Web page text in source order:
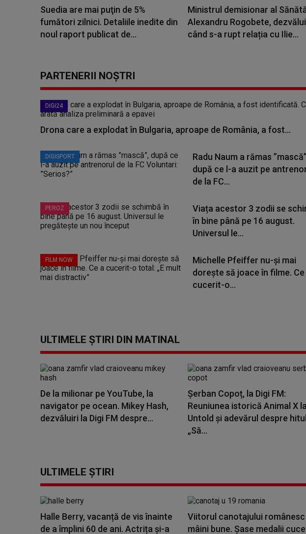
Suedia are mai puţin de 5%
fumători zilnici. Detaliile inedite din
noul raport publicat de...
Ministrul demisionar al
Alexandru Rogobete,
când s-a rupt relația cu Ilie...
PARTENERII NOȘTRI
DIGI24
Drona care a explodat în Bulgaria, aproape de România, a fost...
DIGISPORT
Radu Naum a rămas
după ce l-a auzit pe
de la FC...
PEROZ
Viața acestor 3 zodii se
în bine până pe 16 august.
Universul le...
FILM NOW
Michelle Pfeiffer nu-și mai
dorește să joace în filme. Ce
cucerit-o...
ULTIMELE ȘTIRI DIN MATINAL
De la milionar pe YouTube, la
navigator pe ocean. Mikey Hash,
dezvăluiri la Digi FM despre...
Șerban Copoț, la Digi FM:
Reuniunea istorică Animal X la
Untold și adevărul despre hitul
„Să...
ULTIMELE ȘTIRI
Halle Berry, vacanță de vis înainte
de a împlini 60 de ani. Actrița și-a
Viitorul canotajului românesc
mâini bune. Șase medalii